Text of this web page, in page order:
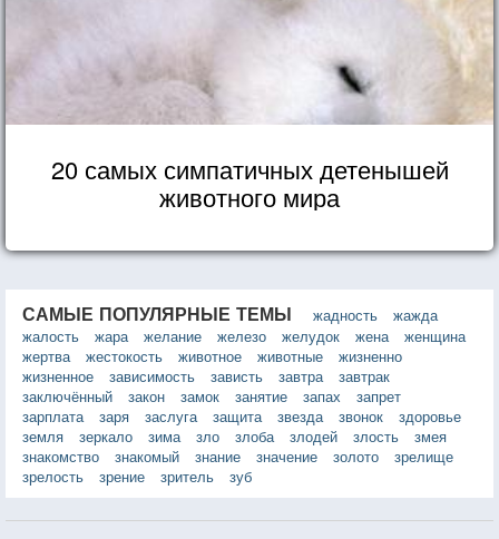
20 самых симпатичных детенышей
животного мира
САМЫЕ ПОПУЛЯРНЫЕ ТЕМЫ жадность
жажда
жалость
жара желание железо желудок жена
женщина
жертва
жестокость животное животные
жизненно
жизненное
зависимость зависть завтра
завтрак
заключённый
закон замок занятие запах
запрет
зарплата
заря заслуга защита звезда звонок
здоровье
земля
зеркало зима зло злоба злодей злость
змея
знакомство
знакомый знание значение золото
зрелище
зрелость
зрение зритель зуб